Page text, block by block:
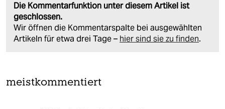
Die Kommentarfunktion unter diesem Artikel ist
geschlossen.
Wir öffnen die Kommentarspalte bei ausgewählten
Artikeln für etwa drei Tage – hier sind sie zu finden.
meistkommentiert